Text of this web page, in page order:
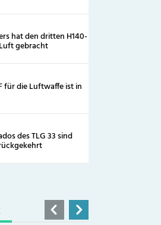
hat den dritten H140-
gebracht
für die Luftwaffe ist in
des TLG 33 sind